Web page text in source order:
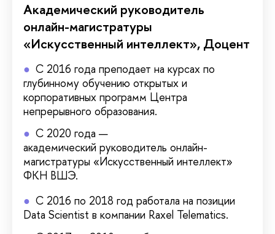
Академический руководитель
онлайн-магистратуры
«Искусственный интеллект», Доцент
С 2016 года преподает на курсах по
глубинному обучению открытых и
корпоративных программ Центра
непрерывного образования.
С 2020 года —
академический руководитель онлайн-
магистратуры «Искусственный интеллект»
ФКН ВШЭ.
С 2016 по 2018 год работала на позиции
Data Scientist в компании Raxel Telematics.